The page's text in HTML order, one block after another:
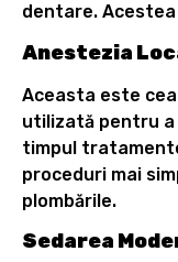
dentare. Acestea
Anestezia
Aceasta este
utilizată pentru a
timpul
proceduri mai
plombările.
Sedarea